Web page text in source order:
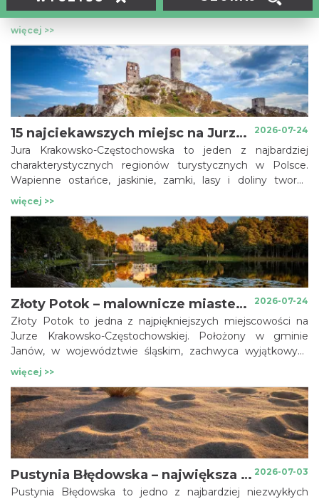
spokojniejsze, region odsłania swoje najbardziej malownicze
oblicze. To doskonały moment, aby wybrać się na spacer,
rodzinną wycieczkę, fotograficzną wyprawę albo
weekendowy odpoczynek blisko natury.
więcej >>
2026-07-24
15 najciekawszych miejsc na Jurze Krakowsko-Częstochowskiej
Jura Krakowsko-Częstochowska to jeden z najbardziej
charakterystycznych regionów turystycznych w Polsce.
Wapienne ostańce, jaskinie, zamki, lasy i doliny tworzą
krajobraz, który trudno pomylić z jakimkolwiek innym
miejscem. To dobry kierunek zarówno na weekendowy
wyjazd, jak i jednodniową wycieczkę – pieszą, rowerową czy
po prostu nastawioną na zwiedzanie.
więcej >>
2026-07-24
Złoty Potok – malownicze miasteczko na Jurze Krakowsko-Częstochowskiej
Złoty Potok to jedna z najpiękniejszych miejscowości na
Jurze Krakowsko-Częstochowskiej. Położony w gminie
Janów, w województwie śląskim, zachwyca wyjątkowym
połączeniem malowniczych krajobrazów, zabytków,
rezerwatów przyrody i licznych atrakcji turystycznych. To
doskonały kierunek zarówno na jednodniową wycieczkę, jak
i weekendowy pobyt.
więcej >>
2026-07-03
Pustynia Błędowska – największa pustynia w Polsce. Co warto zobaczyć i jak zaplanować wizytę?
Pustynia Błędowska to jedno z najbardziej niezwykłych